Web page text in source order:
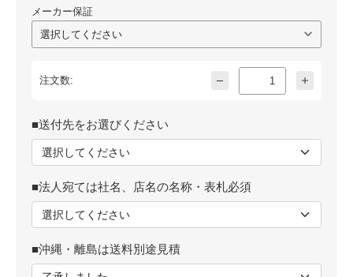
メーカー保証
注文数:
■送付先をお選びください
■法人宛ては社名、店名の名称・表札必須
■沖縄・離島は送料別途見積